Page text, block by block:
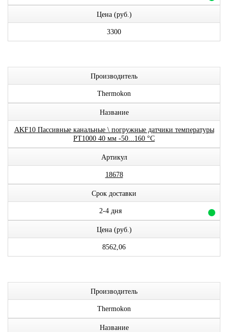
Цена (руб.)
3300
Производитель
Thermokon
Название
AKF10 Пассивные канальные \ погружные датчики температуры
PT1000 40 мм -50...160 °C
Артикул
18678
Срок доставки
2-4 дня
Цена (руб.)
8562,06
Производитель
Thermokon
Название